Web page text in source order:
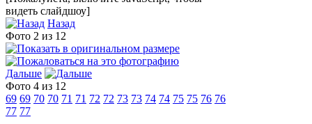
видеть слайдшоу]
Назад
Фото 2 из 12
Дальше
Фото 4 из 12
69 69 70 70 71 71 72 72 73 73 74 74 75 75 76 76
77 77